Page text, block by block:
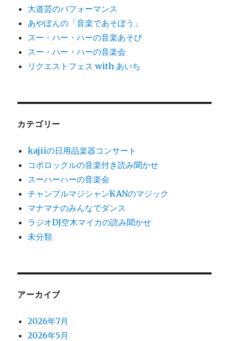
大道芸のパフォーマンス
あやぽんの「音楽であそぼう」
スー・ハー・ハーの音楽あそび
スー・ハー・ハーの音楽会
リクエストフェス with あいち
カテゴリー
kajiiの日用品楽器コンサート
コポロックルの音楽付き読み聞かせ
スーハーハーの音楽会
チャンプルマジシャンKANのマジック
マナマナのみんなでダンス
ラジオDJ空木マイカの読み聞かせ
未分類
アーカイブ
2026年7月
2026年5月